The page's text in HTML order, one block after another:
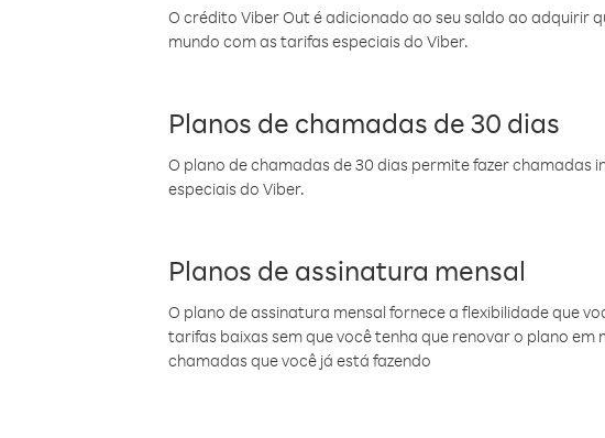
O crédito Viber Out é adicionado ao seu saldo ao adquirir
mundo com as tarifas especiais do Viber.
Planos de chamadas de 30 dias
O plano de chamadas de 30 dias permite fazer
especiais do Viber.
Planos de assinatura mensal
O plano de assinatura mensal fornece a flexibilidade que
tarifas baixas sem que você tenha que renovar o plano
chamadas que você já está fazendo